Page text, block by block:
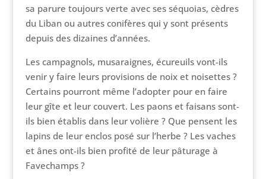
sa parure toujours verte avec ses séquoias, cèdres
du Liban ou autres conifères qui y sont présents
depuis des dizaines d’années.
Les campagnols, musaraignes, écureuils vont-ils
venir y faire leurs provisions de noix et noisettes ?
Certains pourront même l’adopter pour en faire
leur gîte et leur couvert. Les paons et faisans sont-
ils bien établis dans leur volière ? Que pensent les
lapins de leur enclos posé sur l’herbe ? Les vaches
et ânes ont-ils bien profité de leur pâturage à
Favechamps ?